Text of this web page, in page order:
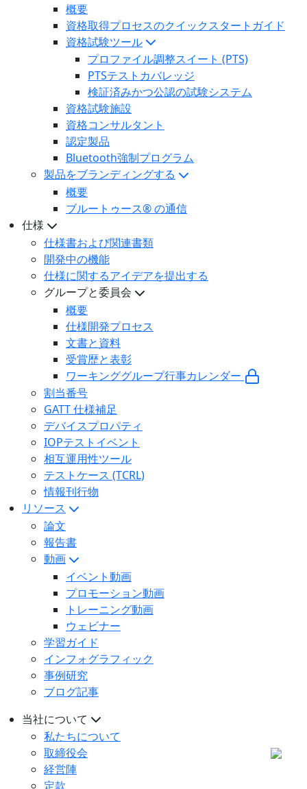
概要
資格取得プロセスのクイックスタートガイド
資格試験ツール
プロファイル調整スイート (PTS)
PTSテストカバレッジ
検証済みかつ公認の試験システム
資格試験施設
資格コンサルタント
認定製品
Bluetooth強制プログラム
製品をブランディングする
概要
ブルートゥース® の通信
仕様
仕様書および関連書類
開発中の機能
仕様に関するアイデアを提出する
グループと委員会
概要
仕様開発プロセス
文書と資料
受賞歴と表彰
ワーキンググループ行事カレンダー
割当番号
GATT 仕様補足
デバイスプロパティ
IOPテストイベント
相互運用性ツール
テストケース (TCRL)
情報刊行物
リソース
論文
報告書
動画
イベント動画
プロモーション動画
トレーニング動画
ウェビナー
学習ガイド
インフォグラフィック
事例研究
ブログ記事
当社について
私たちについて
取締役会
経営陣
定款